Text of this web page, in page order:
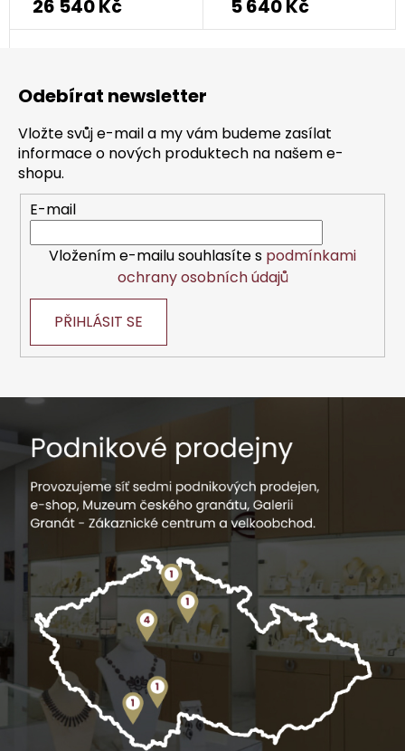
26 540 Kč 5 640 Kč
Odebírat newsletter
Vložte svůj e-mail a my vám budeme zasílat
informace o nových produktech na našem e-
shopu.
E-mail
Vložením e-mailu souhlasíte s podmínkami
ochrany osobních údajů
PŘIHLÁSIT SE